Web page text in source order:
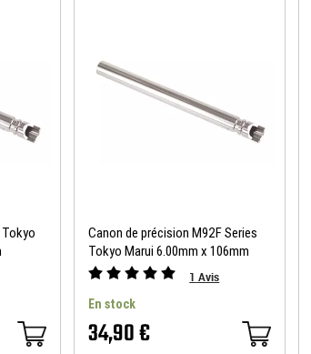
Canon de précision M92F Series
Tokyo Marui 6.00mm x 106mm
Nine Ball
1 Avis
En stock
34,90 €